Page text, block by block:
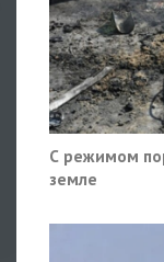
С режимом
земле